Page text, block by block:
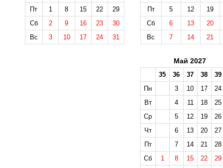
Пт
1 8 15 22
29
Сб
2 9 16 23
30
Вс
3 10 17 24 31
Пт
5 12
19
Сб
6 13
20
Вс
7 14 21
Май 2027
35 36 37 38
39
Пн
3 10 17
24
Вт
4 11 18
25
Ср
5 12 19
26
Чт
6 13 20
27
Пт
7 14 21
28
Сб
1 8 15 22
29